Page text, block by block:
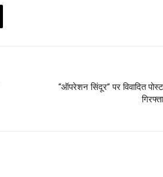
“ऑपरेशन सिंदूर” पर विवादित